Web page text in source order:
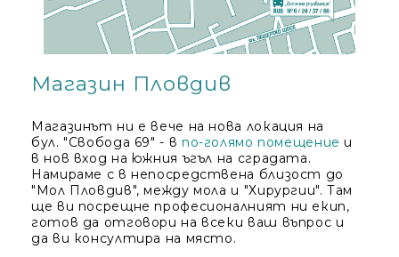
Магазин Пловдив
Магазинът ни е вече на нова локация на
бул. "Свобода 69" - в по-голямо помещение и
в нов вход на южния ъгъл на сградата.
Намираме с в непосредствена близост до
"Мол Пловдив", между мола и "Хирургии". Там
ще ви посрещне професионалният ни екип,
готов да отговори на всеки ваш въпрос и
да ви консултира на място.